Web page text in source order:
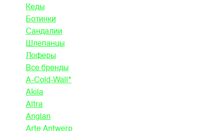
Кеды
Ботинки
Сандалии
Шлепанцы
Лоферы
Все бренды
A-Cold-Wall*
Akila
Altra
Anglan
Arte Antwerp